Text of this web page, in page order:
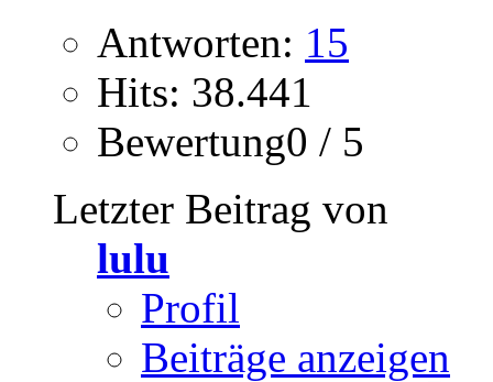
Antworten: 15
Hits: 38.441
Bewertung0 / 5
Letzter Beitrag von
lulu
Profil
Beiträge anzeigen